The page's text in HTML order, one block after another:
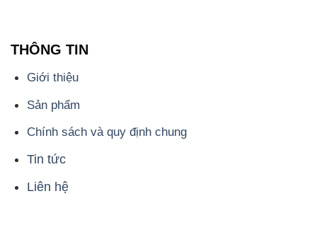
Chính sách và quy định chung
Tin tức
Liên hệ
📞
PHÒNG KINH DOANH - CÔNG TY HÓA CHẤT
ĐẮC TRƯỜNG PHÁT